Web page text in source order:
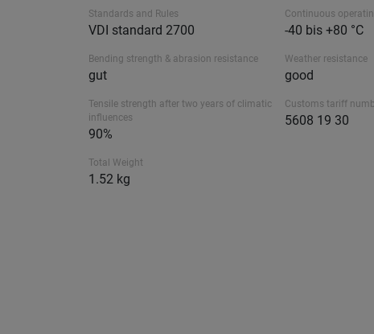
Standards and Rules
VDI standard 2700
Continuous
-40 bis +80 °C
Bending strength & abrasion resistance
gut
Weather resistance
good
Tensile strength after two years of climatic
influences
90%
Customs tariff
5608 19 30
Total Weight
1.52 kg